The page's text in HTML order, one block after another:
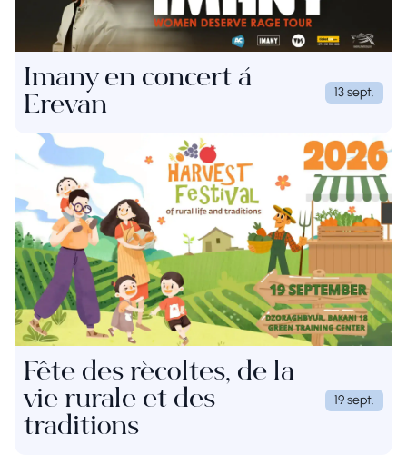
Imany en concert à
Erevan
13 sept.
Fête des récoltes, de la
vie rurale et des
traditions
19 sept.